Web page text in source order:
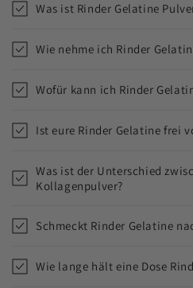
Was ist Rinder Gelatine
Wie nehme ich Rinder
Wofür kann ich Rinder
Ist eure Rinder Gelatine frei
Was ist der Unterschied
Kollagenpulver?
Schmeckt Rinder Gelatine
Wie lange hält eine Dose